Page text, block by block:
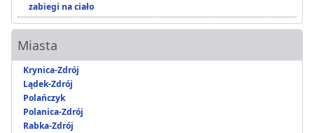
zabiegi na ciało
Miasta
Krynica-Zdrój
Lądek-Zdrój
Polańczyk
Polanica-Zdrój
Rabka-Zdrój